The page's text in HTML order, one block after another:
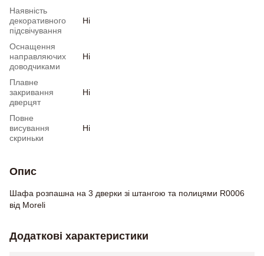
Наявність
декоративного
підсвічування
Ні
Оснащення
направляючих
доводчиками
Ні
Плавне
закривання
дверцят
Ні
Повне
висування
скриньки
Ні
Опис
Шафа розпашна на 3 дверки зі штангою та полицями R0006
від Moreli
Додаткові характеристики